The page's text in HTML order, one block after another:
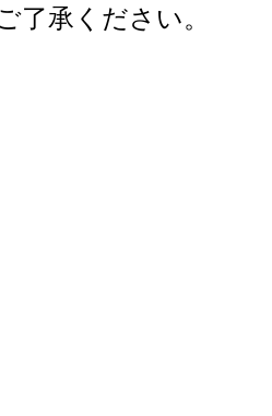
了承ください。